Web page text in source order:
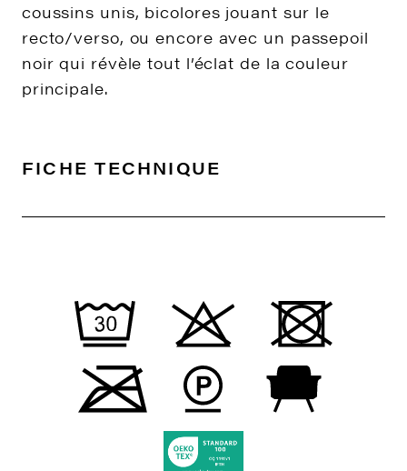
coussins unis, bicolores jouant sur le
recto/verso, ou encore avec un passepoil
noir qui révèle tout l’éclat de la couleur
principale.
FICHE TECHNIQUE